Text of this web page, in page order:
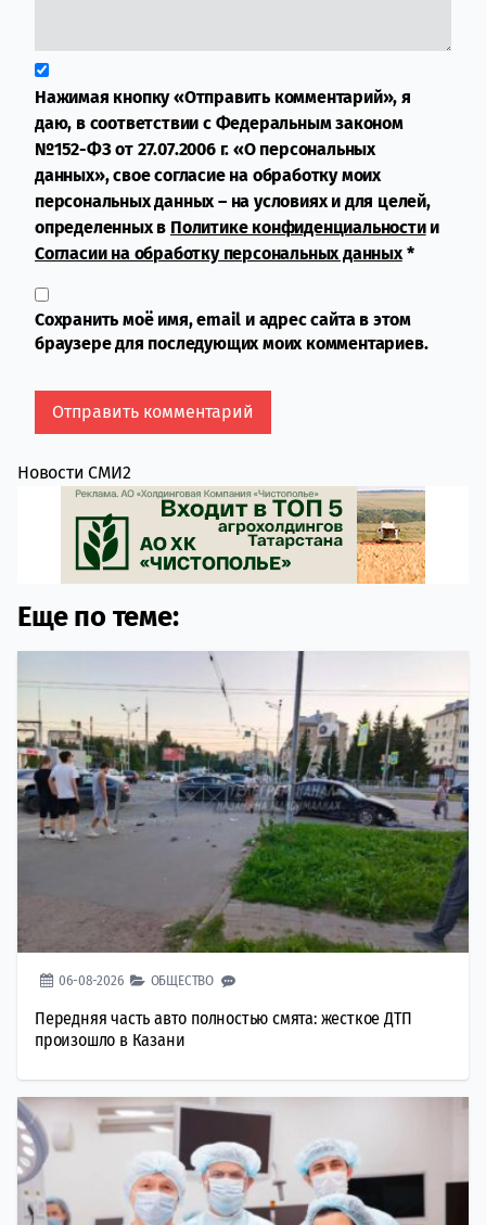
Нажимая кнопку «Отправить комментарий», я
даю, в соответствии с Федеральным законом
№152-ФЗ от 27.07.2006 г. «О персональных
данных», свое согласие на обработку моих
персональных данных – на условиях и для целей,
определенных в Политике конфиденциальностии
Согласии на обработку персональных данных*
Сохранить моё имя, email и адрес сайта в этом
браузере для последующих моих комментариев.
Новости СМИ2
Еще по теме:
06-08-2026 ОБЩЕСТВО
Передняя часть авто полностью смята: жесткое ДТП
произошло в Казани